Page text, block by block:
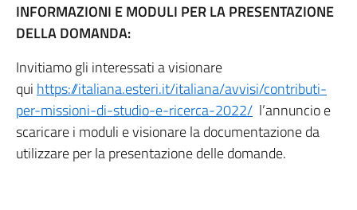
INFORMAZIONI E MODULI PER LA PRESENTAZIONE
DELLA DOMANDA:
Invitiamo gli interessati a visionare
qui https://italiana.esteri.it/italiana/avvisi/contributi-
per-missioni-di-studio-e-ricerca-2022/ l’annuncio e
scaricare i moduli e visionare la documentazione da
utilizzare per la presentazione delle domande.